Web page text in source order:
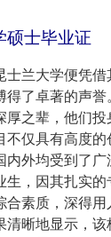
硕士毕业证
士兰大学便凭
得了卓著的声
厚之辈，他们
不仅具有高度
内外均受到了
生，因其扎实
合素质，深得
清晰地显示，